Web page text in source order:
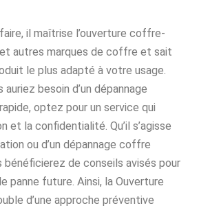
il maîtrise l’ouverture coffre-
autres marques de coffre et sait
le plus adapté à votre usage.
auriez besoin d’un dépannage
optez pour un service qui
et la confidentialité. Qu’il s’agisse
ou d’un dépannage coffre
bénéficierez de conseils avisés pour
panne future. Ainsi, la Ouverture
d’une approche préventive